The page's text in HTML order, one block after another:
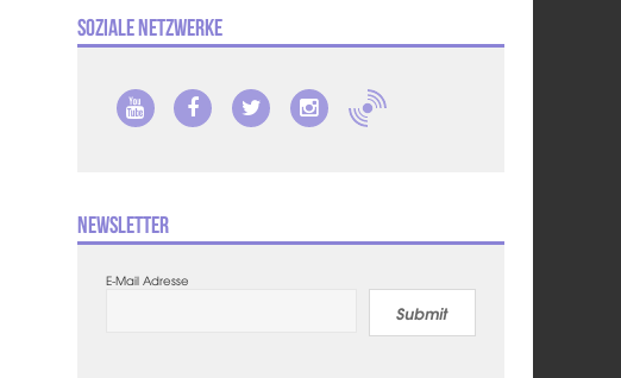
Soziale Netzwerke
Newsletter
E-Mail Adresse
Submit